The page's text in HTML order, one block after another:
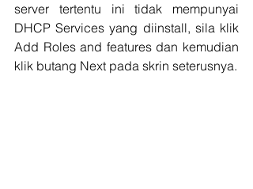
server tertentu ini tidak mempunyai
DHCP Services yang diinstall, sila klik
Add Roles and features dan kemudian
klik butang Next pada skrin seterusnya.